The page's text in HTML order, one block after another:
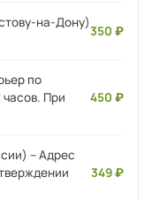
на-Дону)
350 ₽
по
При
450 ₽
– Адрес
349 ₽